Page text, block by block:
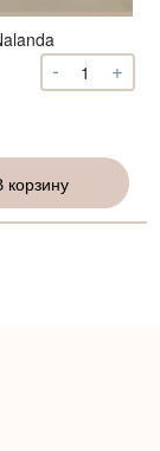
-
Количество
Брелок.
+
корзину